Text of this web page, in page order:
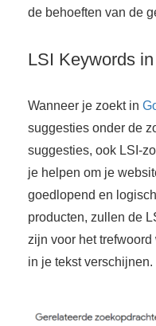
de behoeften van de
LSI Keywords
Wanneer je zoekt in
suggesties onder de
suggesties, ook LSI-
je helpen om je
goedlopend en
producten, zullen de
zijn voor het
in je tekst verschijnen.